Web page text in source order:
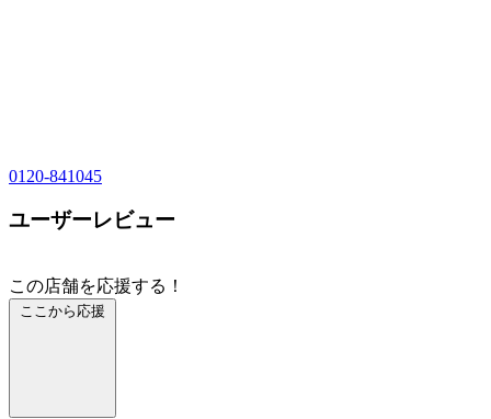
0120-841045
ユーザーレビュー
この店舗を応援する！
ここから応援